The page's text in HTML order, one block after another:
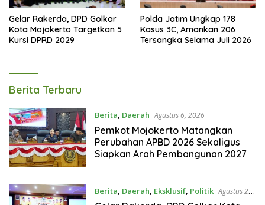
Gelar Rakerda, DPD Golkar
Kota Mojokerto Targetkan 5
Kursi DPRD 2029
Polda Jatim Ungkap 178
Kasus 3C, Amankan 206
Tersangka Selama Juli 2026
Tagarterkini
Berita Terbaru
Berita, Daerah Agustus 6, 2026
Pemkot Mojokerto Matangkan
Perubahan APBD 2026 Sekaligus
Siapkan Arah Pembangunan 2027
Berita, Daerah, Eksklusif, Politik Agustus 2,